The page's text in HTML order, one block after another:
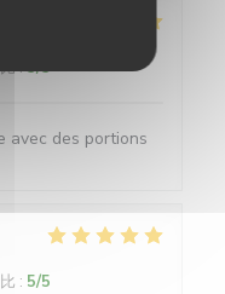
:5/5
avec des portions
: 5/5